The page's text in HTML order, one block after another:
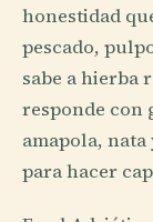
honestidad
pescado,
sabe a hierba
responde con
amapola,
para hacer